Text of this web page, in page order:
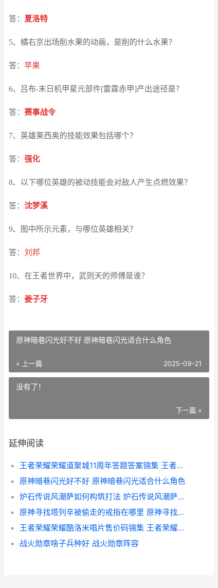
答： 夏洛特
5、橘右京出场削水果的动画，是削的什么水果？
答： 苹果
6、吕布-末日机甲星元部件[雷霆赤甲]产出途径是？
答： 赛事战令
7、英雄莱西奥的技能效果包括哪个？
答： 强化
8、以下哪位英雄的被动技能会对敌人产生点燃效果？
答： 沈梦溪
9、图中所示元素，与哪位英雄相关？
答： 刘邦
10、在王者世界中，武则天的师傅是谁？
答： 姜子牙
原神暗巷闪光好不好 原神暗巷闪光适合什么角色
« 上一篇 2025-09-21
没有了！
下一篇 »
延伸阅读
王者荣耀荣耀道聚城11周年答题答案锦集 王者荣耀道尔
原神暗巷闪光好不好 原神暗巷闪光适合什么角色
炉石传说风潮萨如何构筑打法 炉石传说风潮萨卡组代码
原神寻找塔列辛被偷走的戒指在哪里 原神寻找塔列辛戒指
王者荣耀荣耀酷洛米唱片售价码锦集 王者荣耀太酷了
战火勋章啥子兵种好 战火勋章阵容